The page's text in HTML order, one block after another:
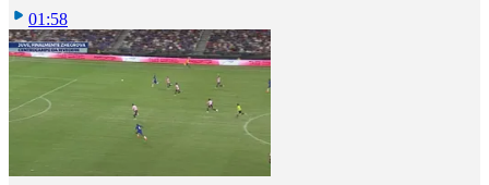
01:58